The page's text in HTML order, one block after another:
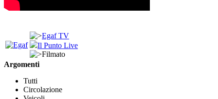
Egaf TV
Il Punto Live
Filmato
Argomenti
Tutti
Circolazione